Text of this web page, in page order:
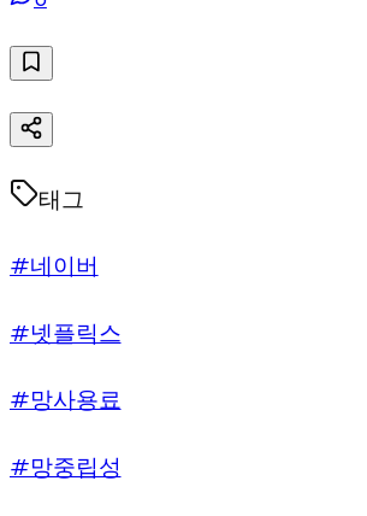
태그
#네이버
#넷플릭스
#망사용료
#망중립성